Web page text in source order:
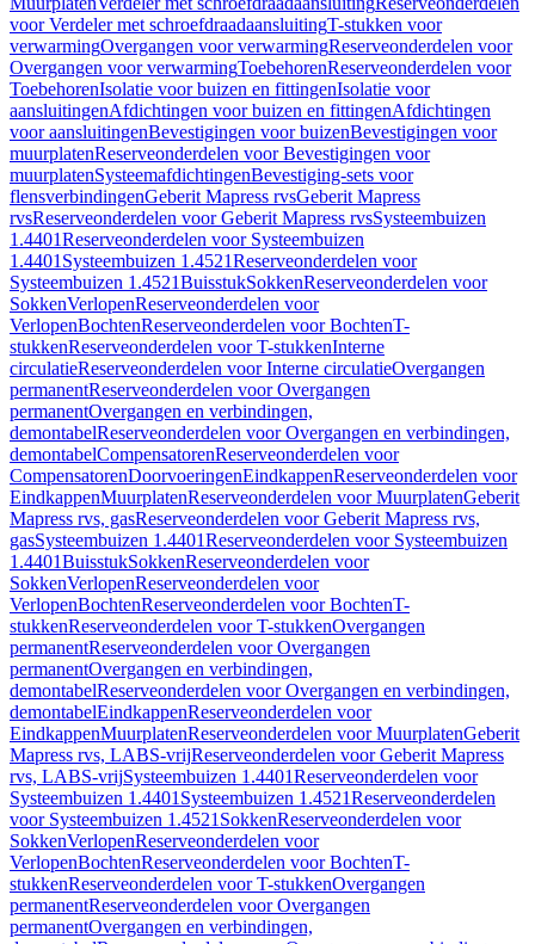
voor Verdeler met schroefdraadaansluitingT-stukken voor
verwarmingOvergangen voor verwarmingReserveonderdelen voor
Overgangen voor verwarmingToebehorenReserveonderdelen voor
ToebehorenIsolatie voor buizen en fittingenIsolatie voor
aansluitingenAfdichtingen voor buizen en fittingenAfdichtingen
voor aansluitingenBevestigingen voor buizenBevestigingen voor
muurplatenReserveonderdelen voor Bevestigingen voor
muurplatenSysteemafdichtingenBevestiging-sets voor
flensverbindingenGeberit Mapress rvsGeberit Mapress
rvsReserveonderdelen voor Geberit Mapress rvsSysteembuizen
1.4401Reserveonderdelen voor Systeembuizen
1.4401 Systeembuizen 1.4521Reserveonderdelen voor
Systeembuizen 1.4521BuisstukSokkenReserveonderdelen voor
SokkenVerlopenReserveonderdelen voor
VerlopenBochtenReserveonderdelen voor BochtenT-
stukkenReserveonderdelen voor T-stukkenInterne
circulatieReserveonderdelen voor Interne circulatieOvergangen
permanentReserveonderdelen voor Overgangen
permanentOvergangen en verbindingen,
demontabelReserveonderdelen voor Overgangen en verbindingen,
demontabelCompensatorenReserveonderdelen voor
CompensatorenDoorvoeringenEindkappenReserveonderdelen voor
EindkappenMuurplatenReserveonderdelen voor MuurplatenGeberit
Mapress rvs, gasReserveonderdelen voor Geberit Mapress rvs,
gasSysteembuizen 1.4401Reserveonderdelen voor Systeembuizen
1.4401BuisstukSokkenReserveonderdelen voor
SokkenVerlopenReserveonderdelen voor
VerlopenBochtenReserveonderdelen voor BochtenT-
stukkenReserveonderdelen voor T-stukkenOvergangen
permanentReserveonderdelen voor Overgangen
permanentOvergangen en verbindingen,
demontabelReserveonderdelen voor Overgangen en verbindingen,
demontabelEindkappenReserveonderdelen voor
EindkappenMuurplatenReserveonderdelen voor MuurplatenGeberit
Mapress rvs, LABS-vrijReserveonderdelen voor Geberit Mapress
rvs, LABS-vrijSysteembuizen 1.4401Reserveonderdelen voor
Systeembuizen 1.4401 Systeembuizen 1.4521Reserveonderdelen
voor Systeembuizen 1.4521 SokkenReserveonderdelen voor
SokkenVerlopenReserveonderdelen voor
VerlopenBochtenReserveonderdelen voor BochtenT-
stukkenReserveonderdelen voor T-stukkenOvergangen
permanentReserveonderdelen voor Overgangen
permanentOvergangen en verbindingen,